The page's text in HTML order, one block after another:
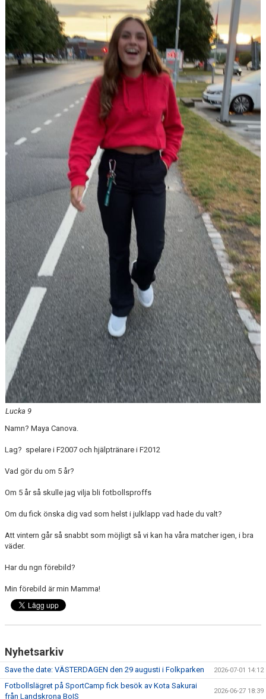
Lucka 9
Namn? Maya Canova.
Lag? spelare i F2007 och hjälptränare i F2012
Vad gör du om 5 år?
Om 5 år så skulle jag vilja bli fotbollsproffs
Om du fick önska dig vad som helst i julklapp vad hade du valt?
Att vintern går så snabbt som möjligt så vi kan ha våra matcher igen, i bra
väder.
Har du ngn förebild?
Min förebild är min Mamma!
Nyhetsarkiv
Save the date: VÄSTERDAGEN den 29 augusti i Folkparken 2026-07-01 14:12
Fotbollslägret på SportCamp fick besök av Kota Sakurai
från Landskrona BoIS
2026-06-27 18:39